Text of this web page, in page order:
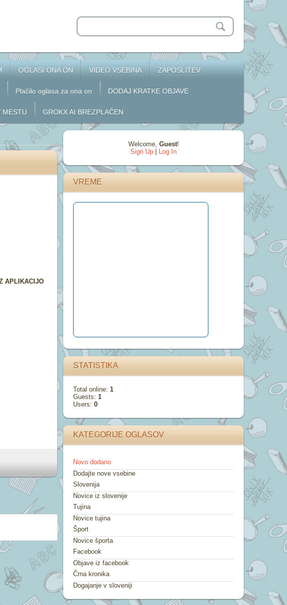
OGLASI ONA ON VIDEO VSEBINA ZAPOSLITEV
Plačilo oglasa za ona on DODAJ KRATKE OBJAVE
MESTU GROKX AI BREZPLAČEN
APLIKACIJO
Welcome, Guest!
Sign Up
Log In
VREME
STATISTIKA
Total online:1
Guests:1
Users:0
KATEGORIJE OGLASOV
Novo dodano
Dodajte nove vsebine
Slovenija
Novice iz slovenije
Tujina
Novice tujina
Šport
Novice športa
Facebook
Objave iz facebook
Črna kronika
Dogajanje v sloveniji